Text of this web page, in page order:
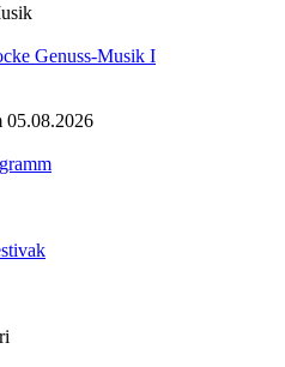
Genuss-Musik I
05.08.2026